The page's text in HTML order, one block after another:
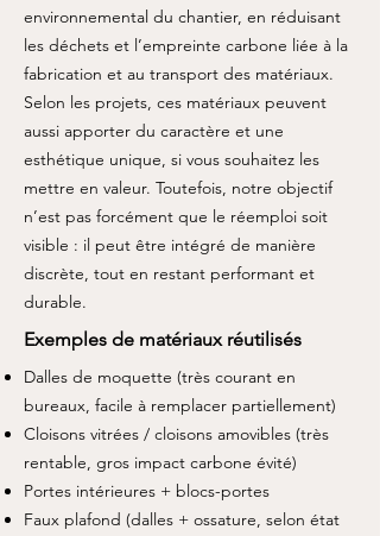
environnemental du chantier, en réduisant
les déchets et l’empreinte carbone liée à la
fabrication et au transport des matériaux.
Selon les projets, ces matériaux peuvent
aussi apporter du caractère et une
esthétique unique, si vous souhaitez les
mettre en valeur. Toutefois, notre objectif
n’est pas forcément que le réemploi soit
visible : il peut être intégré de manière
discrète, tout en restant performant et
durable.
Exemples de matériaux réutilisés
Dalles de moquette (très courant en
bureaux, facile à remplacer partiellement)
Cloisons vitrées / cloisons amovibles (très
rentable, gros impact carbone évité)
Portes intérieures + blocs-portes
Faux plafond (dalles + ossature, selon état